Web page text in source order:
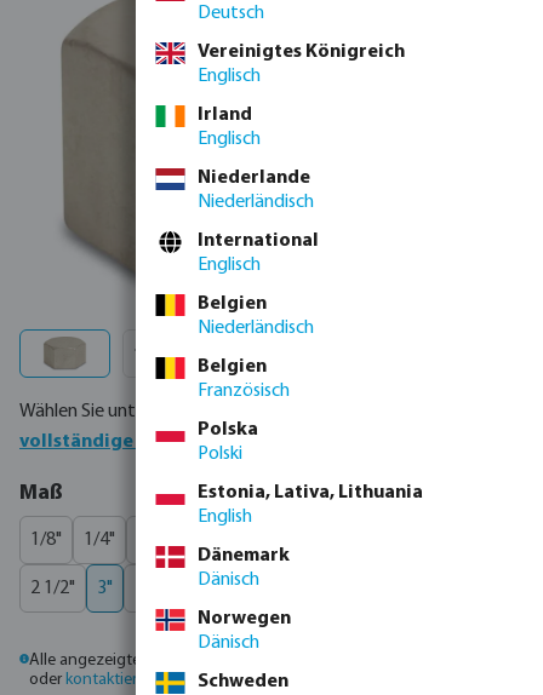
Wählen Sie unten Ihr Produkt oder bestellen Sie direkt über die
vollständige Produkttabelle
Maß auswählen
1/8" 1/4"
2 1/2" 3"
Alle angezeigten Preise sind Bruttopreise. Bitte
oderkontaktieren Sie den Vertrieb, um individuelle Preise zu erhalten.
Deutsch
Vereinigtes Königreich
Englisch
Irland
Englisch
Niederlande
Niederländisch
International
Englisch
Belgien
Niederländisch
Belgien
Französisch
Polska
Polski
Estonia, Lativa, Lithuania
English
Dänemark
Dänisch
Norwegen
Dänisch
Schweden